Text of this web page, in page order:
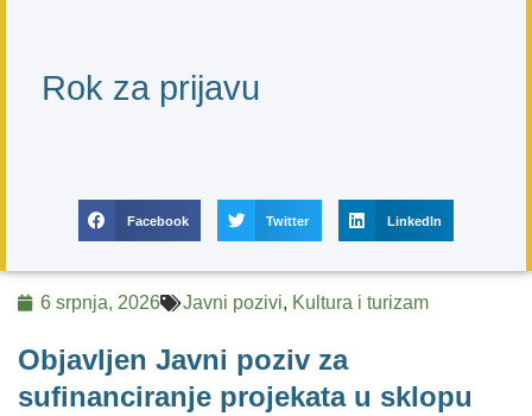
Rok za prijavu
Facebook Twitter LinkedIn
6 srpnja, 2026 Javni pozivi, Kultura i turizam
Objavljen Javni poziv za
sufinanciranje projekata u sklopu